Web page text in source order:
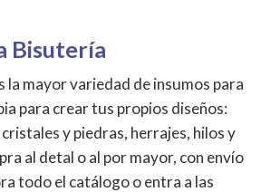
Bisutería
la mayor variedad de insumos para
para crear tus propios diseños:
y piedras, herrajes, hilos y
al detal o al por mayor, con envío
todo el catálogo o entra a las